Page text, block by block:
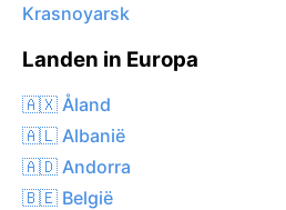
Krasnoyarsk
Landen in Europa
🇦🇽 Åland
🇦🇱 Albanië
🇦🇩 Andorra
🇧🇪 België